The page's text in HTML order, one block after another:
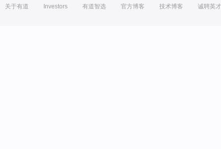
关于有道 Investors 有道智选 官方博客 技术博客 诚聘英才